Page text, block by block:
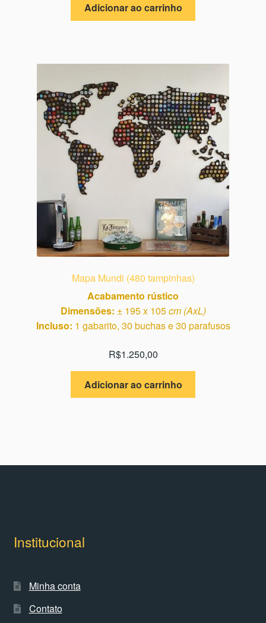
Adicionar ao carrinho
Mapa Mundi (480 tampinhas)
Acabamento rústico
Dimensões: ± 195 x 105cm (AxL)
Incluso: 1 gabarito, 30 buchas e 30 parafusos
R$1.250,00
Adicionar ao carrinho
Institucional
Minha conta
Contato